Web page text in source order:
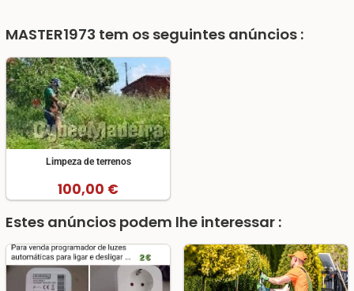
MASTER1973 tem os seguintes anúncios :
Limpeza de terrenos
100,00 €
Estes anúncios podem lhe interessar :